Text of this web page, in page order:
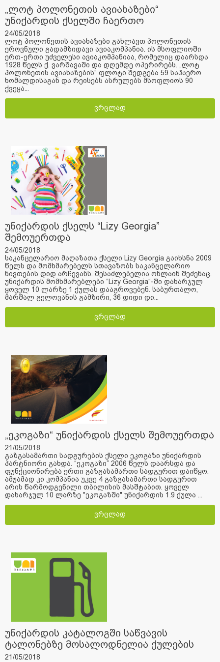
„ლოტ პოლონეთის ავიახაზები“
უნიქარდის ქსელში ჩაერთო
24/05/2018
ლოტ პოლონეთის ავიახაზები გახლავთ პოლონეთის
ეროვნული გადამზიდავი ავიაკომპანია. ის მსოფლიოში
ერთ-ერთი უძველესი ავიაკომპანიაა, რომელიც დაარსდა
1928 წელს ქ. ვარშავაში და დღემდე ოპერირებს. „ლოტ
პოლონეთის ავიახაზების“ ფლოტი შედგება 59 საჰაერო
ხომალდისაგან და რეისებს ასრულებს მსოფლიოს 90
ქვეყა...
ვრცლად
უნიქარდის ქსელს “Lizy Georgia”
შემოუერთდა
24/05/2018
საკანცელარიო მაღაზათა ქსელი Lizy Georgia გაიხსნა 2009
წელს და მომხმარებელს სთავაზობს საკანცელარიო
ნივთების დიდ არჩევანს. შესაძლებელია ონლაინ შეძენაც.
უნიქარდის მომხმარებლები “Lizy Georgia“-ში დახარჯულ
ყოველ 10 ლარზე 1 ქულას დააგროვებენ. საბურთალო,
მარშალ გელოვანის გამზირი, 36 დიდი დი...
ვრცლად
„ეკოგაზი“ უნიქარდის ქსელს შემოუერთდა
21/05/2018
გაზგასამართი სადგურების ქსელი ეკოგაზი უნიქარდის
პარტნიორი გახდა. “ეკოგაზი” 2006 წელს დაარსდა და
ფუნქციონირება ერთი გაზგასამართი სადგურით დაიწყო.
ამჟამად კი კომპანია უკვე 4 გაზგასამართი სადგურით
არის წარმოდგენილი თბილისის მასშტაბით. ყოველ
დახარჯულ 10 ლარზე "ეკოგაზში" უნიქარდის 1.9 ქულა ...
ვრცლად
უნიქარდის კატალოგში საწვავის
ტალონებზე მოსალოდნელია ქულების
ცვლილება
21/05/2018